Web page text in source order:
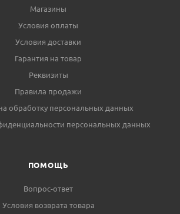
Магазины
Условия оплаты
Условия доставки
Гарантия на товар
Реквизиты
Правила продажи
обработку персональных данных
персональных данных
ПОМОЩЬ
Вопрос-ответ
Условия возврата товара